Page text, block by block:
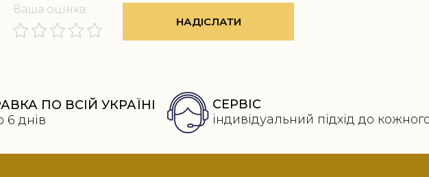
Ваша оцінка:
НАДІСЛАТИ
ПО ВСІЙ УКРАЇНІ
6 днів
СЕРВІС
індивідуальний підхід до